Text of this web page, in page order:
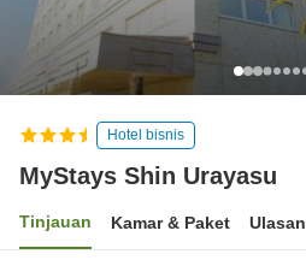
Hotel bisnis
MyStays Shin Urayasu
Tinjauan Kamar & Paket Ulasan